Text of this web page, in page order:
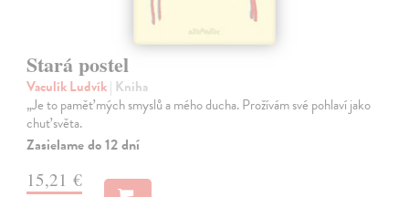
Stará postel
Vaculík Ludvík| Kniha
„Je to paměť mých smyslů a mého ducha. Prožívám své pohlaví jako
chuť světa.
Zasielame do 12 dní
15,21 €